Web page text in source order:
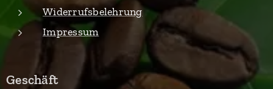
Widerrufsbelehrung
Impressum
Geschäft